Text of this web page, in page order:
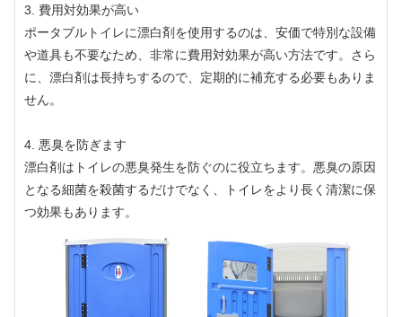
3. 費用対効果が高い
ポータブルトイレに漂白剤を使用するのは、安価で特別な設備
や道具も不要なため、非常に費用対効果が高い方法です。さら
に、漂白剤は長持ちするので、定期的に補充する必要もありま
せん。
4. 悪臭を防ぎます
漂白剤はトイレの悪臭発生を防ぐのに役立ちます。悪臭の原因
となる細菌を殺菌するだけでなく、トイレをより長く清潔に保
つ効果もあります。